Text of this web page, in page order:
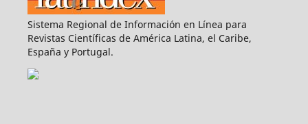
Sistema Regional de Información en Línea para
Revistas Científicas de América Latina, el Caribe,
España y Portugal.